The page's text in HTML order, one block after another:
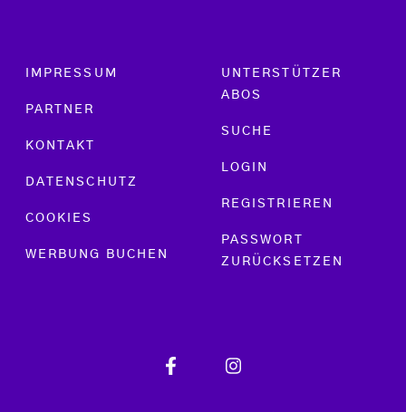
Footer menu
IMPRESSUM
PARTNER
KONTAKT
DATENSCHUTZ
COOKIES
WERBUNG BUCHEN
UNTERSTÜTZER
ABOS
SUCHE
LOGIN
REGISTRIEREN
PASSWORT
ZURÜCKSETZEN